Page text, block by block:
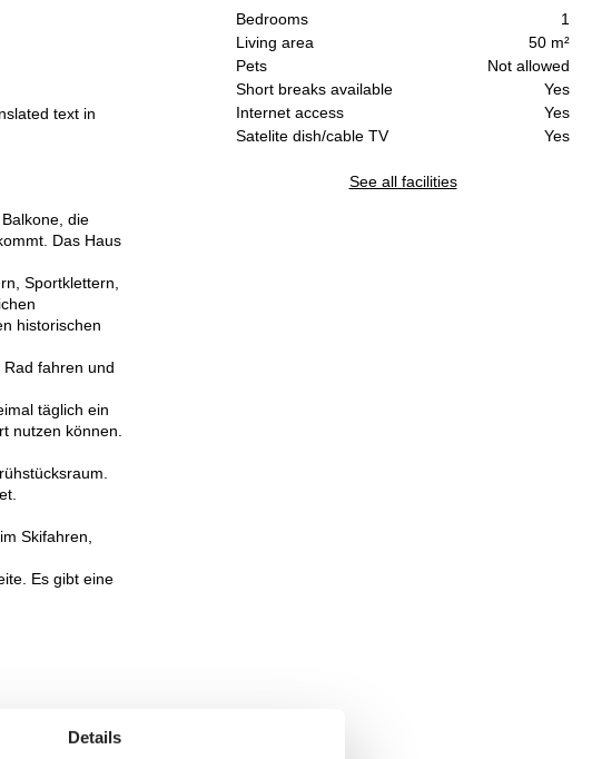
Bedrooms
1
Living area
50 m²
Pets
Not allowed
Short breaks available
Yes
Internet access
Yes
Satelite dish/cable TV
Yes
See all facilities
text in
die
Das Haus
Sportklettern,
historischen
fahren und
täglich ein
nutzen können.
Skifahren,
Es gibt eine
Details